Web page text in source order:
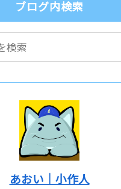
ブログ内検索
あおい｜小作人